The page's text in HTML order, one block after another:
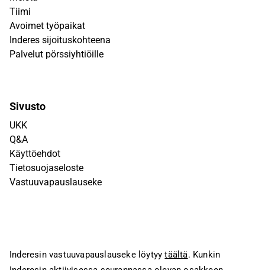
Tiimi
Avoimet työpaikat
Inderes sijoituskohteena
Palvelut pörssiyhtiöille
Sivusto
UKK
Q&A
Käyttöehdot
Tietosuojaseloste
Vastuuvapauslauseke
Inderesin vastuuvapauslauseke löytyytäältä. Kunkin